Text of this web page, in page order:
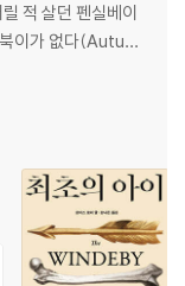
연설」 중에서
적 살던 펜실베이
이가 없다(Autumn
빛나며, 작가의 뛰
을 받았으며, 전미